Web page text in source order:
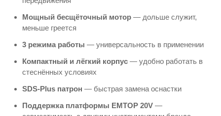
Мощный бесщёточный мотор — дольше служит,
меньше греется
3 режима работы — универсальность в применении
Компактный и лёгкий корпус — удобно работать в
стеснённых условиях
SDS-Plus патрон — быстрая замена оснастки
Поддержка платформы EMTOP 20V —